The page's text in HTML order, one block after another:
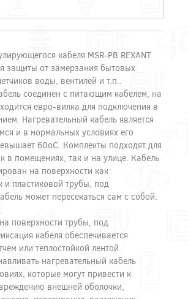
кабеля MSR-PB REXANT
защиты от замерзания бытовых
воды, вентилей и т.п..
соединен с питающим кабелем, на
евро-вилка для подключения в
Нагревательный кабель является
и в нормальных условиях его
60oC. Комплекты подходят для
в помещениях, так и на улице. Кабель
на поверхности как
и пластиковой трубы, под
может пересекаться сам с собой.
поверхности трубы, под
кабеля обеспечивается
или теплостойкой лентой.
нагревательный кабель
которые могут привести к
внешней оболочки,